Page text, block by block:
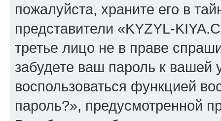
пожалуйста, храните его в
представители «KYZYL-
третье лицо не в праве
забудете ваш пароль к вашей
воспользоваться функцией
пароль?», предусмотренной